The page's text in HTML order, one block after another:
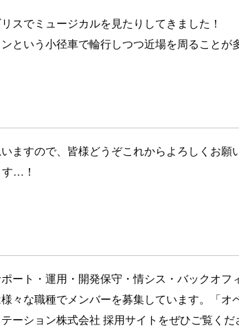
スでミュージカルを見たりしてきました！
いう小径車で輪行しつつ近場を周ることが
すので、皆様どうぞこれからよろしくお願
…！
ト・運用・開発保守・情シス・バックオフ
な職種でメンバーを募集しています。「
ション株式会社 採用サイトをぜひご覧くだ